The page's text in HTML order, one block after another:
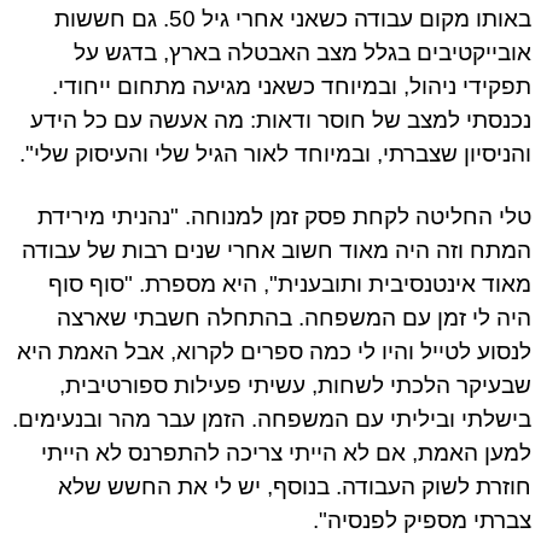
באותו מקום עבודה כשאני אחרי גיל 50. גם חששות
בגלל מצב האבטלה בארץ, בדגש על
ניהול, ובמיוחד כשאני מגיעה מתחום ייחודי.
למצב של חוסר ודאות: מה אעשה עם כל הידע
שצברתי, ובמיוחד לאור הגיל שלי והעיסוק שלי".
החליטה לקחת פסק זמן למנוחה. "נהניתי מירידת
וזה היה מאוד חשוב אחרי שנים רבות של עבודה
אינטנסיבית ותובענית", היא מספרת. "סוף סוף
לי זמן עם המשפחה. בהתחלה חשבתי שארצה
לטייל והיו לי כמה ספרים לקרוא, אבל האמת היא
הלכתי לשחות, עשיתי פעילות ספורטיבית,
וביליתי עם המשפחה. הזמן עבר מהר ובנעימים.
האמת, אם לא הייתי צריכה להתפרנס לא הייתי
לשוק העבודה. בנוסף, יש לי את החשש שלא
מספיק לפנסיה".